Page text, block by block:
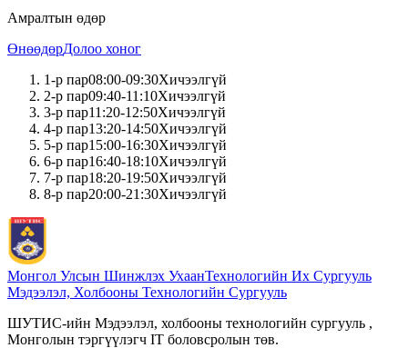
Амралтын өдөр
ӨнөөдөрДолоо хоног
1-р пар08:00-09:30Хичээлгүй
2-р пар09:40-11:10Хичээлгүй
3-р пар11:20-12:50Хичээлгүй
4-р пар13:20-14:50Хичээлгүй
5-р пар15:00-16:30Хичээлгүй
6-р пар16:40-18:10Хичээлгүй
7-р пар18:20-19:50Хичээлгүй
8-р пар20:00-21:30Хичээлгүй
Монгол Улсын Шинжлэх УхаанТехнологийн Их Сургууль
Мэдээлэл, Холбооны Технологийн Сургууль
ШУТИС-ийн Мэдээлэл, холбооны технологийн сургууль ,
Монголын тэргүүлэгч IT боловсролын төв.